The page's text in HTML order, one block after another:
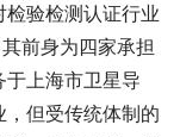
验检测认证行业
前身为四家承担
上海市卫星导
但受传统体制的